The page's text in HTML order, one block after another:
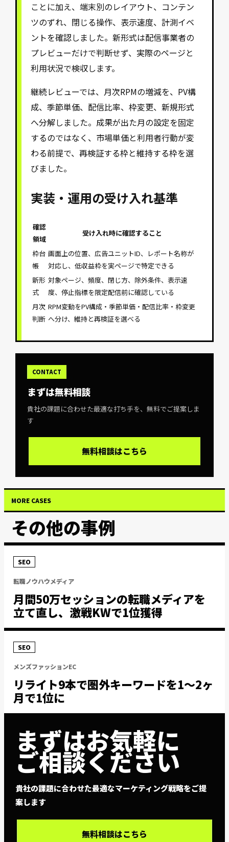
ことに加え、端末別のレイアウト、コンテン
ツのずれ、閉じる操作、表示速度、計測イベ
ントを確認しました。新形式は配信事業者の
プレビューだけで判断せず、実際のページと
利用状況で検収します。
継続レビューでは、月次RPMの増減を、PV構
成、季節単価、配信比率、枠変更、新規形式
へ分解しました。成果が出た月の設定を固定
するのではなく、市場単価と利用者行動が変
わる前提で、再検証する枠と維持する枠を選
びました。
実装・運用の受け入れ基準
確認
領域
受け入れ時に確認すること
枠台
帳
画面上の位置、広告ユニットID、レポート名称が
対応し、低収益枠を実ページで特定できる
新形
式
対象ページ、頻度、閉じ方、除外条件、表示速
度、停止指標を限定配信前に確認している
月次
判断
RPM変動をPV構成・季節単価・配信比率・枠変更
へ分け、維持と再検証を選べる
CONTACT
まずは無料相談
貴社の課題に合わせた最適な打ち手を、無料でご提案しま
す
無料相談はこちら
MORE CASES
その他の事例
SEO
転職ノウハウメディア
月間50万セッションの転職メディアを
立て直し、激戦KWで1位獲得
SEO
メンズファッションEC
リライト9本で圏外キーワードを1〜2ヶ
月で1位に
まずはお気軽に
ご相談ください
貴社の課題に合わせた最適なマーケティング戦略をご提
案します
無料相談はこちら